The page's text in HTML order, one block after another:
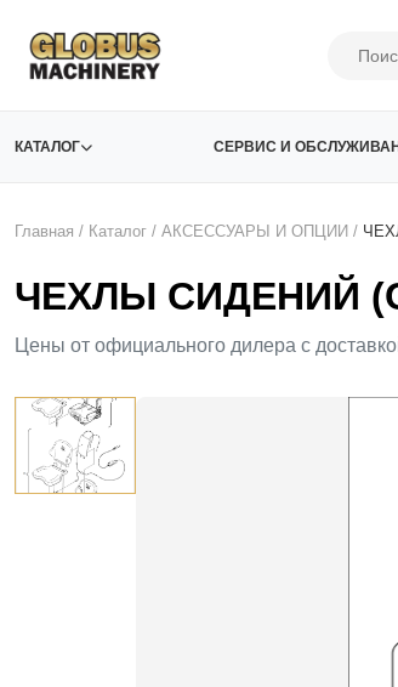
КАТАЛОГ СЕРВИС И
Главная / Каталог / АКСЕСCУАРЫ И ОПЦИИ /
ЧЕХЛЫ СИДЕНИЙ
Цены от официального дилера с